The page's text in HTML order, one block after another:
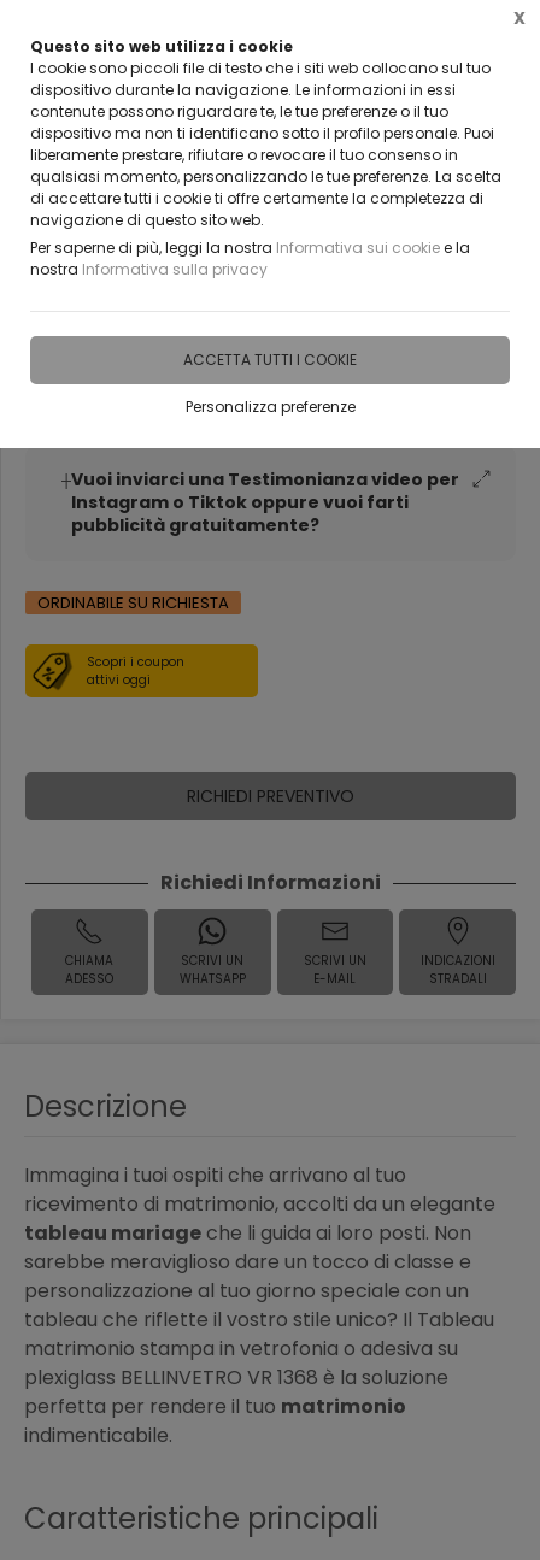
Questo sito web utilizza i cookie
I cookie sono piccoli file di testo che i siti web collocano sul tuo
dispositivo durante la navigazione. Le informazioni in essi
contenute possono riguardare te, le tue preferenze o il tuo
dispositivo ma non ti identificano sotto il profilo personale. Puoi
liberamente prestare, rifiutare o revocare il tuo consenso in
qualsiasi momento, personalizzando le tue preferenze. La scelta
di accettare tutti i cookie ti offre certamente la completezza di
navigazione di questo sito web.
Per saperne di più, leggi la nostra Informativa sui cookiee la
nostra Informativa sulla privacy
ACCETTA TUTTI I COOKIE
Personalizza preferenze
X
VUOI DIVENTARE UN NOSTRO RIVENDITORE?
CONTATTACI
Home IDEE E REGALI PERSONALIZZABILI PRODOTTI SUDDIVISI PER EVENTI E
Tableau matrimonio stampa
plexiglass BELLINVETRO VR
1368
Vuoi inviarci una Testimonianza video per
Instagram o Tiktok oppure vuoi farti
pubblicità gratuitamente?
ORDINABILE SU RICHIESTA
Scopri i coupon
attivi oggi
RICHIEDI PREVENTIVO
Richiedi Informazioni
CHIAMA
ADESSO
SCRIVI UN
WHATSAPP
SCRIVI UN
E-MAIL
INDICAZIONI
STRADALI
Descrizione
Immagina i tuoi ospiti che arrivano al tuo
ricevimento di matrimonio, accolti da un elegante
tableau mariageche li guida ai loro posti. Non
sarebbe meraviglioso dare un tocco di classe e
personalizzazione al tuo giorno speciale con un
tableau che riflette il vostro stile unico? Il Tableau
matrimonio stampa in vetrofonia o adesiva su
plexiglass BELLINVETRO VR 1368 è la soluzione
perfetta per rendere il tuo matrimonio
indimenticabile.
Caratteristiche principali